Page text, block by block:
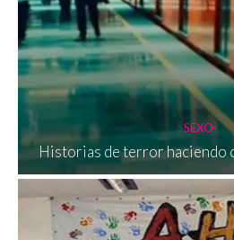
SEXO
Historias de terror haciendo